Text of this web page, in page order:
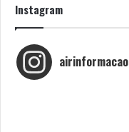
Instagram
airinformacao